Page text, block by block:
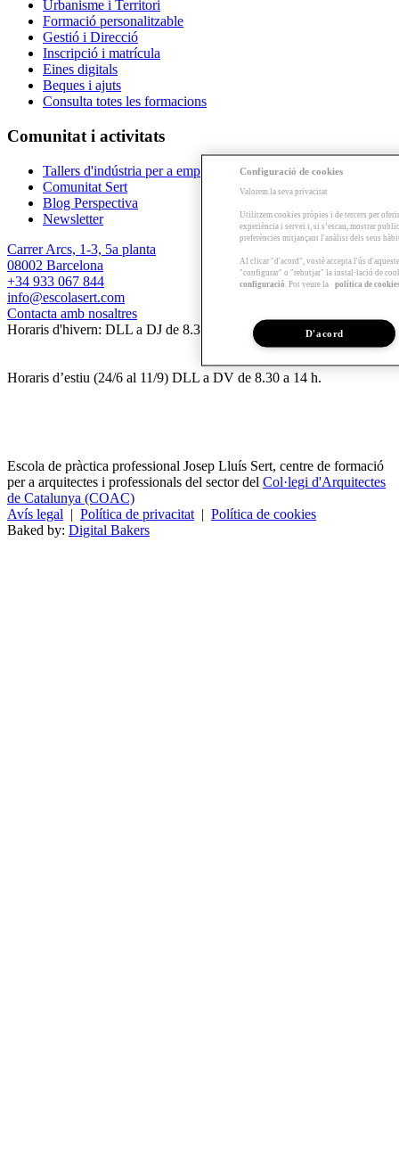
Urbanisme i Territori
Formació personalitzable
Gestió i Direcció
Inscripció i matrícula
Eines digitals
Beques i ajuts
Consulta totes les formacions
Comunitat i activitats
Tallers d'indústria per a empreses
Comunitat Sert
Blog Perspectiva
Newsletter
Carrer Arcs, 1-3, 5a planta
08002 Barcelona
+34 933 067 844
info@escolasert.com
Contacta amb nosaltres
Horaris d'hivern: DLL a DJ de 8.30 a 16.30 h / DV de 8.30 a 14 h.
Horaris d’estiu (24/6 al 11/9) DLL a DV de 8.30 a 14 h.
Escola de pràctica professional Josep Lluís Sert, centre de formació
per a arquitectes i professionals del sector del Col·legi d'Arquitectes
de Catalunya (COAC)
Avís legal | Política de privacitat | Política de cookies
Baked by: Digital Bakers
Configuració de cookies
Valorem la seva privacitat
Utilitzem cookies pròpies i de tercers per
experiència i servei i, si s’escau, mostrar
preferències mitjançant l'anàlisi dels seus
Al clicar "d'acord", vostè accepta l'ús
"configurar" o "rebutjar" la instal·lació de
configuració . Pot veure la política de
D'acord